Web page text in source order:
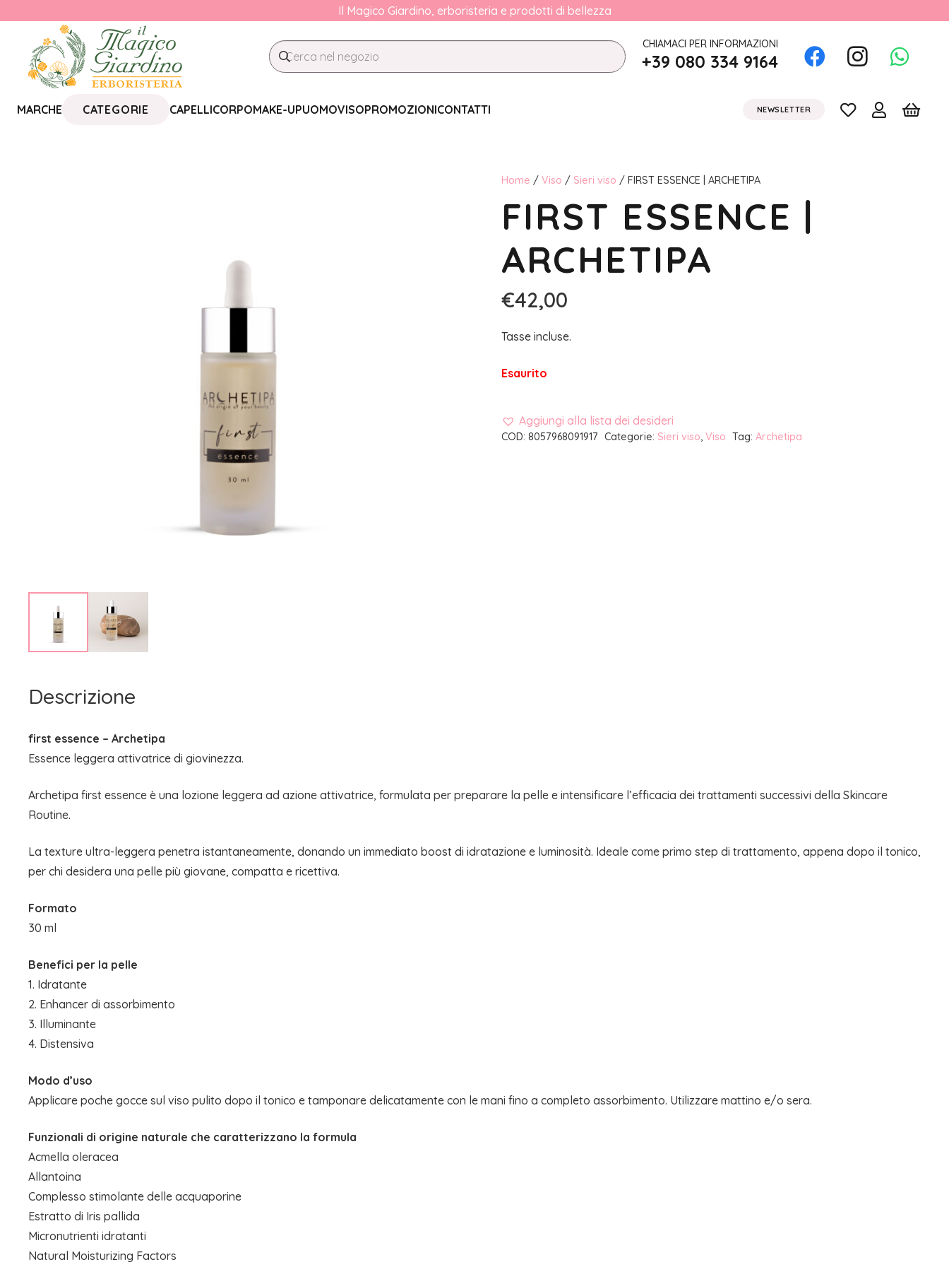
Il Magico Giardino, erboristeria e prodotti di bellezza
CHIAMACI PER INFORMAZIONI
+39 080 334 9164
MARCHE CATEGORIE CAPELLICORPOMAKE-UPUOMOVISOPROMOZIONICONTATTI NEWSLETTER
Home / Viso / Sieri viso / FIRST ESSENCE | ARCHETIPA
FIRST ESSENCE |
ARCHETIPA
€42,00
Tasse incluse.
Esaurito
Aggiungi alla lista dei desideri
COD: 8057968091917 Categorie: Sieri viso Viso Tag: Archetipa
Descrizione
first essence – Archetipa
Essence leggera attivatrice di giovinezza.
Archetipa first essence è una lozione leggera ad azione attivatrice, formulata per preparare la pelle e intensificare l’efficacia dei trattamenti successivi della Skincare
Routine.
La texture ultra-leggera penetra istantaneamente, donando un immediato boost di idratazione e luminosità. Ideale come primo step di trattamento, appena dopo il tonico,
per chi desidera una pelle più giovane, compatta e ricettiva.
Formato
30 ml
Benefici per la pelle
1. Idratante
2. Enhancer di assorbimento
3. Illuminante
4. Distensiva
Modo d’uso
Applicare poche gocce sul viso pulito dopo il tonico e tamponare delicatamente con le mani fino a completo assorbimento. Utilizzare mattino e/o sera.
Funzionali di origine naturale che caratterizzano la formula
Acmella oleracea
Allantoina
Complesso stimolante delle acquaporine
Estratto di Iris pallida
Micronutrienti idratanti
Natural Moisturizing Factors